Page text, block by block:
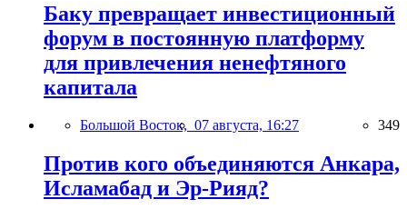
Баку превращает инвестиционный
форум в постоянную платформу
для привлечения ненефтяного
капитала
Большой Восток, 07 августа, 16:27 349
Против кого объединяются Анкара,
Исламабад и Эр-Рияд?